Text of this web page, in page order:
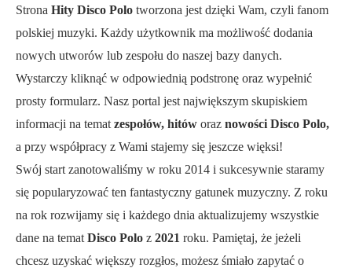
Strona Hity Disco Polo tworzona jest dzięki Wam, czyli fanom
polskiej muzyki. Każdy użytkownik ma możliwość dodania
nowych utworów lub zespołu do naszej bazy danych.
Wystarczy kliknąć w odpowiednią podstronę oraz wypełnić
prosty formularz. Nasz portal jest największym skupiskiem
informacji na temat zespołów, hitów oraz nowości Disco Polo,
a przy współpracy z Wami stajemy się jeszcze więksi!
Swój start zanotowaliśmy w roku 2014 i sukcesywnie staramy
się popularyzować ten fantastyczny gatunek muzyczny. Z roku
na rok rozwijamy się i każdego dnia aktualizujemy wszystkie
dane na temat Disco Polo z 2021 roku. Pamiętaj, że jeżeli
chcesz uzyskać większy rozgłos, możesz śmiało zapytać o